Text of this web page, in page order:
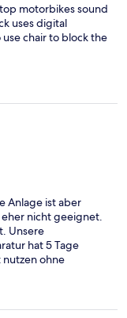
motorbikes sound
uses digital
chair to block the
Anlage ist aber
nicht geeignet.
Unsere
hat 5 Tage
ohne
zweite Toilette
Zimmer sind sehr